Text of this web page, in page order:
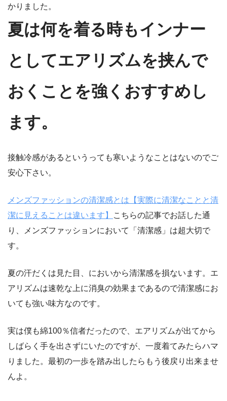
かりました。
夏は何を着る時もインナー
としてエアリズムを挟んで
おくことを強くおすすめし
ます。
接触冷感があるというっても寒いようなことはないのでご
安心下さい。
メンズファッションの清潔感とは【実際に清潔なことと清
潔に見えることは違います】
こちらの記事でお話した通
り、メンズファッションにおいて「清潔感」は超大切で
す。
夏の汗だくは見た目、においから清潔感を損ないます。エ
アリズムは速乾な上に消臭の効果まであるので清潔感にお
いても強い味方なのです。
実は僕も綿100％信者だったので、エアリズムが出てから
しばらく手を出さずにいたのですが、一度着てみたらハマ
りました。最初の一歩を踏み出したらもう後戻り出来ませ
んよ。